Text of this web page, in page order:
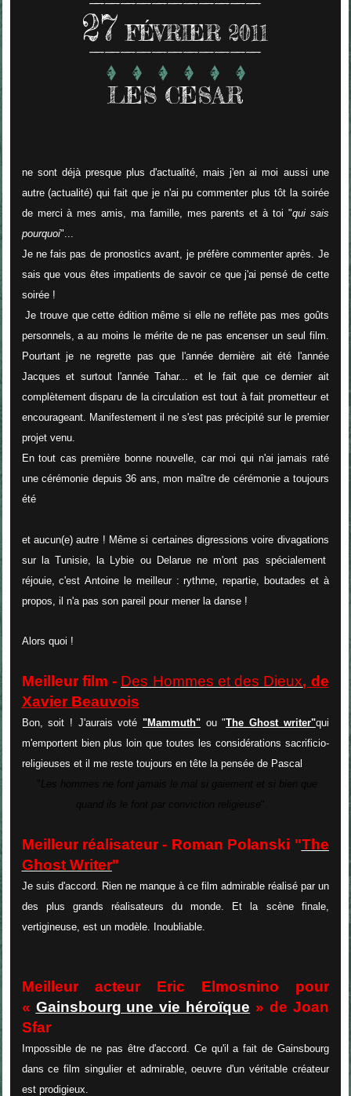
27 FÉVRIER 2011
LES CESAR
ne sont déjà presque plus d'actualité, mais j'en ai moi aussi une
autre (actualité) qui fait que je n'ai pu commenter plus tôt la soirée
de merci à mes amis, ma famille, mes parents et à toi "qui sais
pourquoi"...
Je ne fais pas de pronostics avant, je préfère commenter après. Je
sais que vous êtes impatients de savoir ce que j'ai pensé de cette
soirée !
Je trouve que cette édition même si elle ne reflète pas mes goûts
personnels, a au moins le mérite de ne pas encenser un seul film.
Pourtant je ne regrette pas que l'année dernière ait été l'année
Jacques et surtout l'année Tahar... et le fait que ce dernier ait
complètement disparu de la circulation est tout à fait prometteur et
encourageant. Manifestement il ne s'est pas précipité sur le premier
projet venu.
En tout cas première bonne nouvelle, car moi qui n'ai jamais raté
une cérémonie depuis 36 ans, mon maître de cérémonie a toujours
été
et aucun(e) autre ! Même si certaines digressions voire divagations
sur la Tunisie, la Lybie ou Delarue ne m'ont pas spécialement
réjouie, c'est Antoine le meilleur : rythme, repartie, boutades et à
propos, il n'a pas son pareil pour mener la danse !
Alors quoi !
Meilleur film - Des Hommes et des Dieux, de
Xavier Beauvois
Bon, soit ! J'aurais voté "Mammuth" ou "The Ghost writer"qui
m'emportent bien plus loin que toutes les considérations sacrificio-
religieuses et il me reste toujours en tête la pensée de Pascal
Meilleur réalisateur - Roman Polanski "The
Ghost Writer"
Je suis d'accord. Rien ne manque à ce film admirable réalisé par un
des plus grands réalisateurs du monde. Et la scène finale,
vertigineuse, est un modèle. Inoubliable.
Meilleur acteur Eric Elmosnino pour
« Gainsbourg une vie héroïque » de Joan
Sfar
Impossible de ne pas être d'accord. Ce qu'il a fait de Gainsbourg
dans ce film singulier et admirable, oeuvre d'un véritable créateur
est prodigieux.